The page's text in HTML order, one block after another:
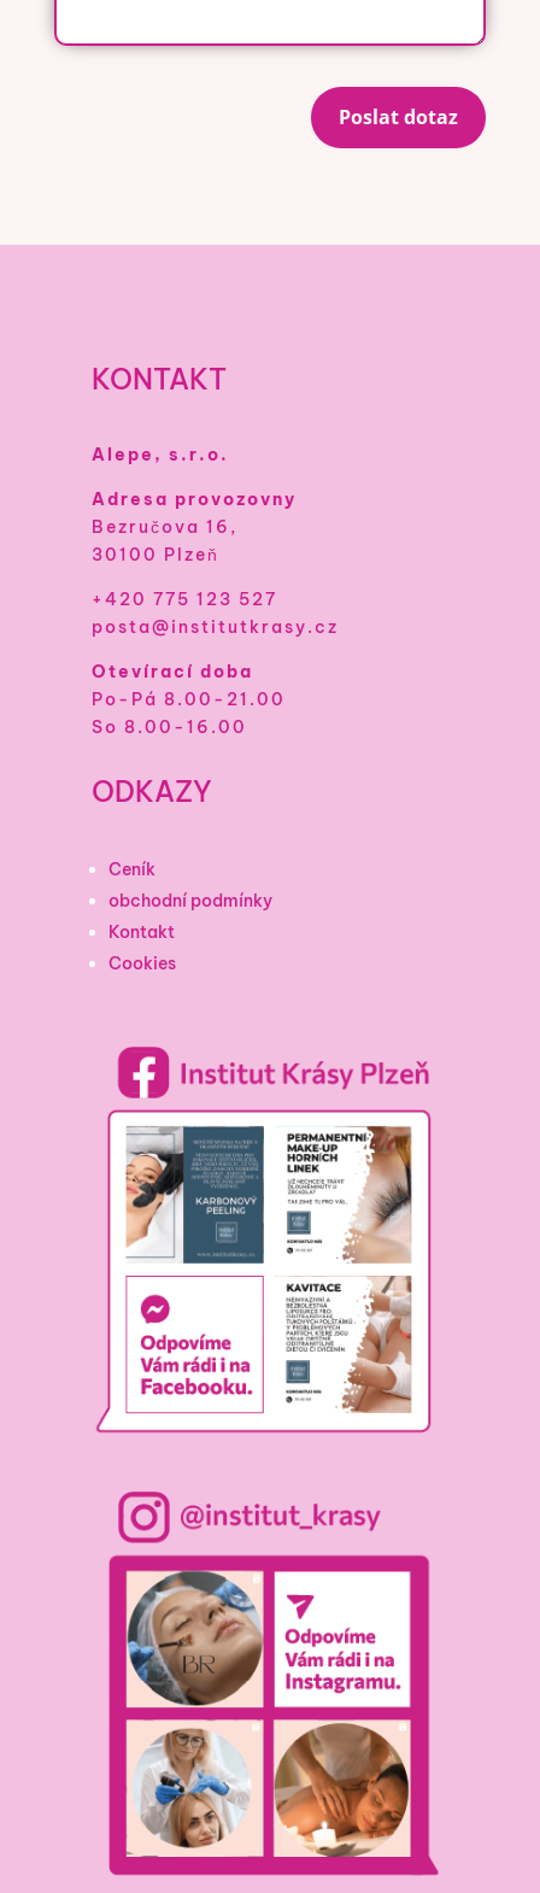
Poslat dotaz
KONTAKT
Alepe, s.r.o.
Adresa provozovny
Bezručova 16,
30100 Plzeň
+420 775 123 527
posta@institutkrasy.cz
Otevírací doba
Po-Pá 8.00-21.00
So 8.00-16.00
ODKAZY
Ceník
obchodní podmínky
Kontakt
Cookies